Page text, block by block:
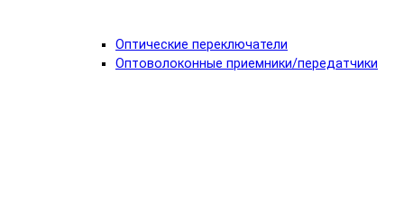
Оптические переключатели
Оптоволоконные приемники/передатчики